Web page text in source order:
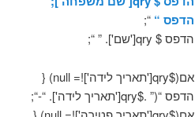
הדפס “ “;
הדפס $ qry['שם']. ” “;
אם($qry['תאריך לידה']!= null) {
הדפס “(” .$qry['תאריך לידה']. “-“;